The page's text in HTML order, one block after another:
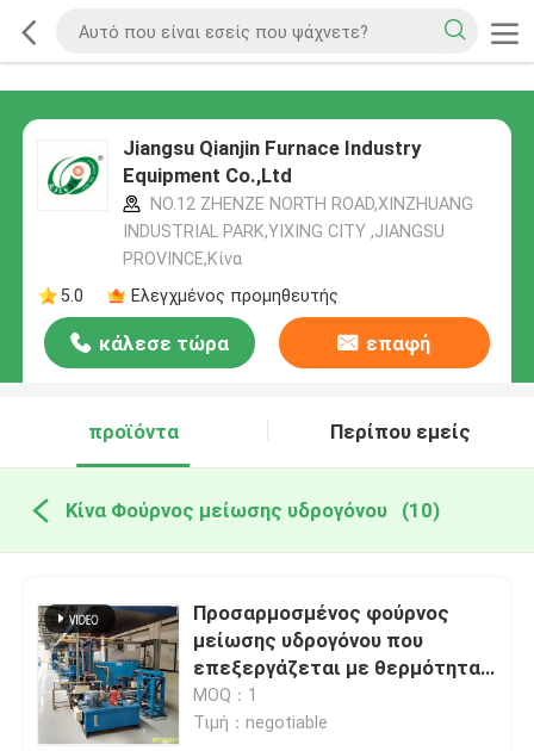
Jiangsu Qianjin Furnace Industry
Equipment Co.,Ltd
NO.12 ZHENZE NORTH ROAD,XINZHUANG
INDUSTRIAL PARK,YIXING CITY ,JIANGSU
PROVINCE,Κίνα
5.0
Ελεγχμένος προμηθευτής
κάλεσε τώρα επαφή
προϊόντα Περίπου εμείς
Κίνα Φούρνος μείωσης υδρογόνου (10)
Προσαρμοσμένος φούρνος
μείωσης υδρογόνου που
επεξεργάζεται με θερμότητα
το βιομηχανικό φούρνο
υδρογόνου για την κεραμική
MOQ：1
Τιμή：negotiable